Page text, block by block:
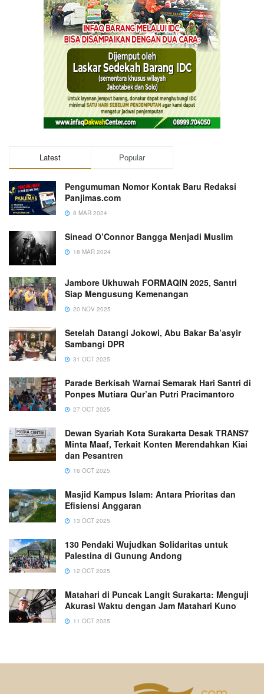
Latest Popular
Pengumuman Nomor Kontak Baru Redaksi
Panjimas.com
8 MAR 2024
Sinead O’Connor Bangga Menjadi Muslim
18 MAR 2024
Jambore Ukhuwah FORMAQIN 2025, Santri
Siap Mengusung Kemenangan
20 NOV 2025
Setelah Datangi Jokowi, Abu Bakar Ba’asyir
Sambangi DPR
31 OCT 2025
Parade Berkisah Warnai Semarak Hari Santri di
Ponpes Mutiara Qur’an Putri Pracimantoro
27 OCT 2025
Dewan Syariah Kota Surakarta Desak TRANS7
Minta Maaf, Terkait Konten Merendahkan Kiai
dan Pesantren
16 OCT 2025
Masjid Kampus Islam: Antara Prioritas dan
Efisiensi Anggaran
13 OCT 2025
130 Pendaki Wujudkan Solidaritas untuk
Palestina di Gunung Andong
12 OCT 2025
Matahari di Puncak Langit Surakarta: Menguji
Akurasi Waktu dengan Jam Matahari Kuno
11 OCT 2025